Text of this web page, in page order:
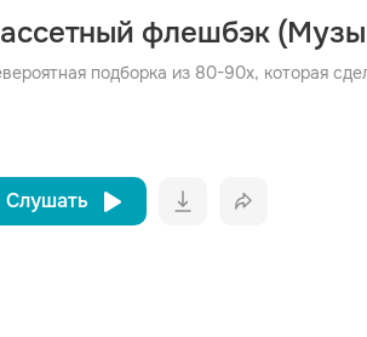
флешбэк
подборка из 80-90х, которая
Слушать
рекламы
подписки.
скачать 3 файла без